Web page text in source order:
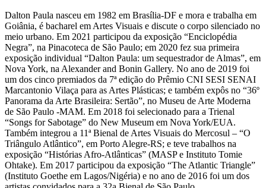
Dalton Paula nasceu em 1982 em Brasília-DF e mora e trabalha em
Goiânia, é bacharel em Artes Visuais e discute o corpo silenciado no
meio urbano. Em 2021 participou da exposição “Enciclopédia
Negra”, na Pinacoteca de São Paulo; em 2020 fez sua primeira
exposição individual “Dalton Paula: um sequestrador de Almas”, em
Nova York, na Alexander and Bonin Gallery. No ano de 2019 foi
um dos cinco premiados da 7ª edição do Prêmio CNI SESI SENAI
Marcantonio Vilaça para as Artes Plásticas; e também expôs no “36º
Panorama da Arte Brasileira: Sertão”, no Museu de Arte Moderna
de São Paulo -MAM. Em 2018 foi selecionado para a Trienal
“Songs for Sabotage” do New Museum em Nova York/EUA.
Também integrou a 11ª Bienal de Artes Visuais do Mercosul – “O
Triângulo Atlântico”, em Porto Alegre-RS; e teve trabalhos na
exposição “Histórias Afro-Atlânticas” (MASP e Instituto Tomie
Ohtake). Em 2017 participou da exposição “The Atlantic Triangle”
(Instituto Goethe em Lagos/Nigéria) e no ano de 2016 foi um dos